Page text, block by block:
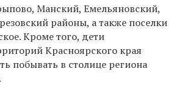
Манский, Емельяновский,
районы, а также поселки
Кроме того, дети
Красноярского края
побывать в столице региона